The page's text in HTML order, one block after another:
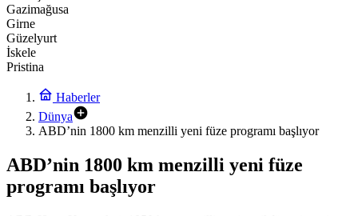
Gazimağusa
Girne
Güzelyurt
İskele
Pristina
Haberler
Dünya
ABD’nin 1800 km menzilli yeni füze programı başlıyor
ABD’nin 1800 km menzilli yeni füze
programı başlıyor